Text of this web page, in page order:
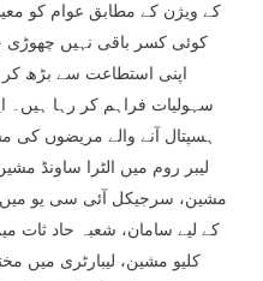
کے ویژن کے مطابق عوام کو
کوئی کسر باقی نہیں چھوڑی
اپنی استطاعت سے بڑھ
سہولیات فراہم کر رہا ہیں۔
ہسپتال آنے والے مریضوں کی
لیبر روم میں الٹرا ساونڈ
مشین، سرجیکل آئی سی یو
کے لیے سامان، شعبہ حاد ثات
کلیو مشین، لیبارٹری میں